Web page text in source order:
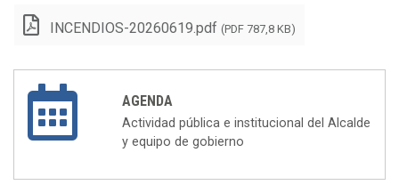
INCENDIOS-20260619.pdf (PDF 787,8 KB)
AGENDA
Actividad pública e institucional del Alcalde
y equipo de gobierno